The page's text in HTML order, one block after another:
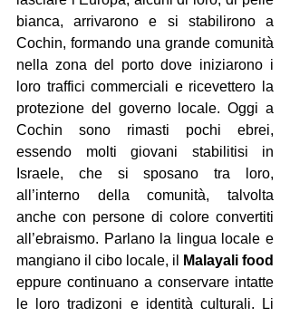
bianca, arrivarono e si stabilirono a
Cochin, formando una grande comunità
nella zona del porto dove iniziarono i
loro traffici commerciali e ricevettero la
protezione del governo locale. Oggi a
Cochin sono rimasti pochi ebrei,
essendo molti giovani stabilitisi in
Israele, che si sposano tra loro,
all’interno della comunità, talvolta
anche con persone di colore convertiti
all’ebraismo. Parlano la lingua locale e
mangiano il cibo locale, il
Malayali food
eppure continuano a conservare intatte
le loro tradizoni e identità culturali. Li